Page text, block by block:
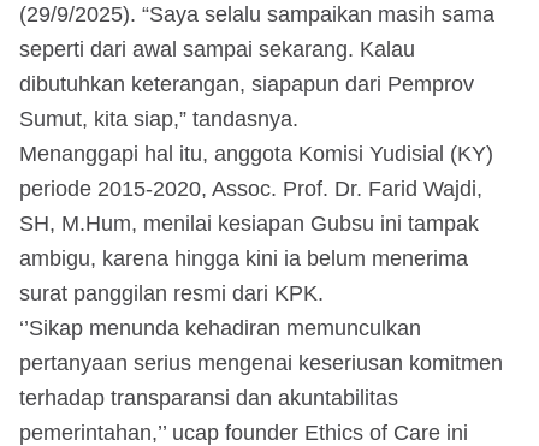
(29/9/2025). “Saya selalu sampaikan masih sama
seperti dari awal sampai sekarang. Kalau
dibutuhkan keterangan, siapapun dari Pemprov
Sumut, kita siap,” tandasnya.
Menanggapi hal itu, anggota Komisi Yudisial (KY)
periode 2015-2020, Assoc. Prof. Dr. Farid Wajdi,
SH, M.Hum, menilai kesiapan Gubsu ini tampak
ambigu, karena hingga kini ia belum menerima
surat panggilan resmi dari KPK.
‘’Sikap menunda kehadiran memunculkan
pertanyaan serius mengenai keseriusan komitmen
terhadap transparansi dan akuntabilitas
pemerintahan,’’ ucap founder Ethics of Care ini